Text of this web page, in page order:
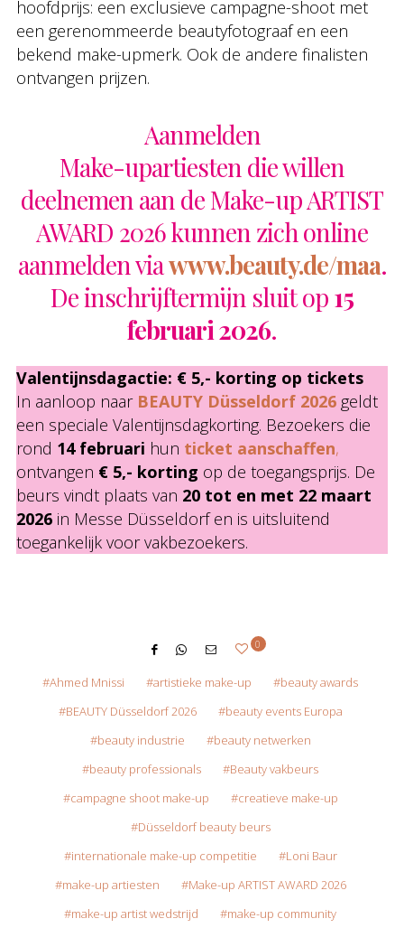
hoofdprijs: een exclusieve campagne-shoot met
een gerenommeerde beautyfotograaf en een
bekend make-upmerk. Ook de andere finalisten
ontvangen prijzen.
Aanmelden
Make-upartiesten die willen
deelnemen aan de Make-up ARTIST
AWARD 2026 kunnen zich online
aanmelden viawww.beauty.de/maa.
De inschrijftermijn sluit op15
februari 2026.
Valentijnsdagactie: € 5,- korting op tickets
In aanloop naar BEAUTY Düsseldorf 2026 geldt
een speciale Valentijnsdagkorting. Bezoekers die
rond 14 februari hun ticket aanschaffen,
ontvangen € 5,- korting op de toegangsprijs. De
beurs vindt plaats van 20 tot en met 22 maart
2026 in Messe Düsseldorf en is uitsluitend
toegankelijk voor vakbezoekers.
0
Ahmed Mnissi artistieke make-up
beauty awards
BEAUTY Düsseldorf 2026
beauty events Europa
beauty industrie
beauty netwerken
beauty professionals
Beauty vakbeurs
campagne shoot make-up
creatieve make-up
Düsseldorf beauty beurs
internationale make-up competitie
Loni Baur
make-up artiesten
Make-up ARTIST AWARD 2026
make-up artist wedstrijd
make-up community